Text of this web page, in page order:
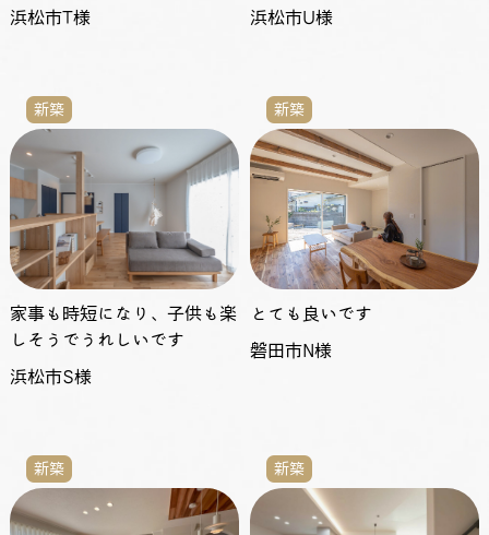
浜松市T様 浜松市U様
新築
家事も時短になり、子供も楽
しそうでうれしいです
浜松市S様
新築
とても良いです
磐田市N様
新築 新築